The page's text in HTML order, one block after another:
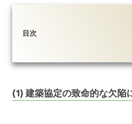
目次
(1) 建築協定の致命的な欠陥